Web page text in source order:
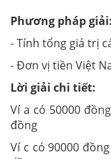
Phương pháp giải:
- Tính tổng giá trị
- Đơn vị tiền Việt
Lời giải chi tiết:
Ví a có
đồng
Ví c có